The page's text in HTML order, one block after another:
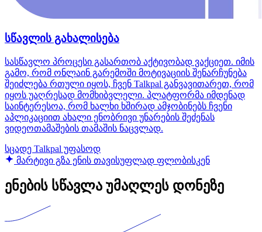
სწავლის გახალისება
სასწავლო პროცესი გასართობ აქტივობად ვაქციეთ. იმის
გამო, რომ ონლაინ გარემოში მოტივაციის შენარჩუნება
შეიძლება რთული იყოს, ჩვენ Talkpal განვავითარეთ, რომ
იყოს უაღრესად მომხიბვლელი. პლატფორმა იმდენად
საინტერესოა, რომ ხალხი ხშირად ამჯობინებს ჩვენი
აპლიკაციით ახალი ენობრივი უნარების შეძენას
ვიდეოთამაშების თამაშის ნაცვლად.
სცადე Talkpal უფასოდ
მარტივი გზა ენის თავისუფლად ფლობისკენ
ენების სწავლა უმაღლეს დონეზე